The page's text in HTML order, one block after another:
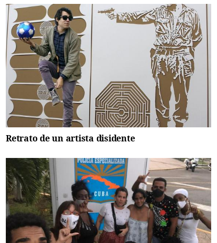
Retrato de un artista disidente